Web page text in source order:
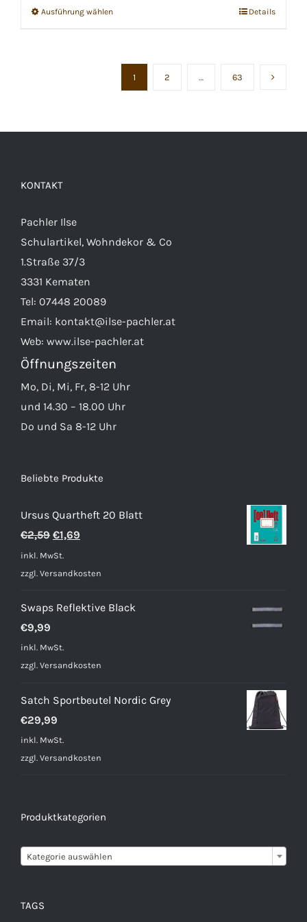
Ausführung wählenDieses
mehrere
Varianten
Die
Details
1 2 … 63
KONTAKT
Pachler Ilse
Schulartikel, Wohndekor & Co
1.Straße 37/3
3331 Kematen
Tel: 07448 20089
Email: kontakt@ilse-pachler.at
Web: www.ilse-pachler.at
Öffnungszeiten
Mo, Di, Mi, Fr, 8-12 Uhr
und 14.30 – 18.00 Uhr
Do und Sa 8-12 Uhr
Beliebte Produkte
Ursus Quartheft 20 Blatt
€2,59 Ursprünglicher
Preis
war:
€1,69
ist:
inkl. MwSt.
zzgl. Versandkosten
Swaps Reflektive Black
€9,99
inkl. MwSt.
zzgl. Versandkosten
Satch Sportbeutel Nordic Grey
€29,99
inkl. MwSt.
zzgl. Versandkosten
Produktkategorien
Kategorie auswählen
TAGS